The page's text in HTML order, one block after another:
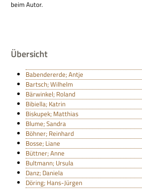
beim Autor.
Übersicht
Babendererde; Antje
Bartsch; Wilhelm
Bärwinkel; Roland
Bibiella; Katrin
Biskupek; Matthias
Blume; Sandra
Böhner; Reinhard
Bosse; Liane
Büttner; Anne
Bultmann; Ursula
Danz; Daniela
Döring; Hans-Jürgen